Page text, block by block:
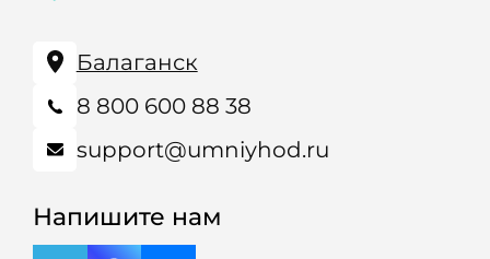
Балаганск
8 800 600 88 38
support@umniyhod.ru
Напишите нам